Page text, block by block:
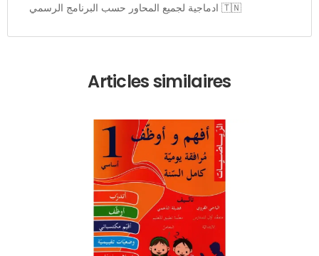
ادماجية لجميع المحاور حسب البرنامج الرسمي 🇹🇳
Articles similaires